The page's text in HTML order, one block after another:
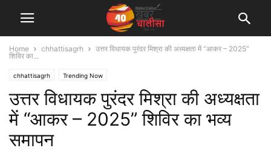
Home chhattisagrh
उत्तर विधायक पुरंदर मिश्रा की अध्यक्षता में “आकर – 2025”
शिविर का...
chhattisagrh Trending Now
उत्तर विधायक पुरंदर मिश्रा की अध्यक्षता
में “आकर – 2025” शिविर का भव्य
समापन